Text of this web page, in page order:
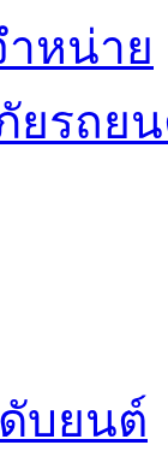
หน่าย
ยรถย
บยนต์